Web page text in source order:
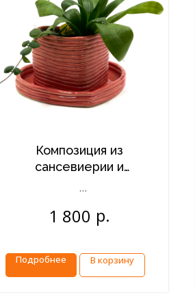
Композиция из
сансевиерии и
Aeschynanthus) в
1 800 р.
Подробнее В корзину